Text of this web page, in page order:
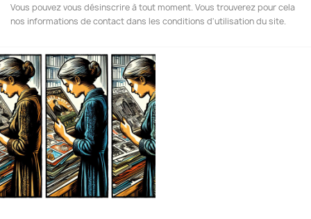
Vous pouvez vous désinscrire à tout moment. Vous trouverez pour cela
nos informations de contact dans les conditions d'utilisation du site.